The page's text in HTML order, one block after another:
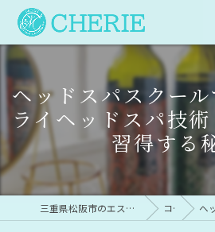
ヘッドスパスクー
ライヘッドスパ技
習得する
三重県松阪市のエステならesthetic×dryheadspa CHERIE コラム ヘッド